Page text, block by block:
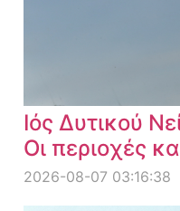
Ιός Δυτικού
Οι περιοχές
2026-08-07 03:16:38